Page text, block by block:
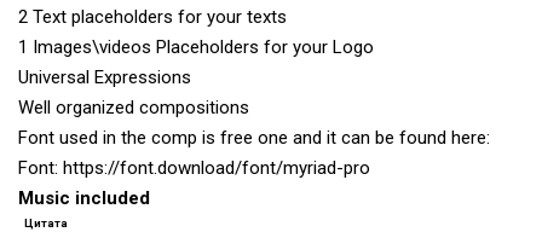
2 Text placeholders for your texts
1 Images\videos Placeholders for your Logo
Universal Expressions
Well organized compositions
Font used in the comp is free one and it can be found here:
Font: https://font.download/font/myriad-pro
Music included
Цитата